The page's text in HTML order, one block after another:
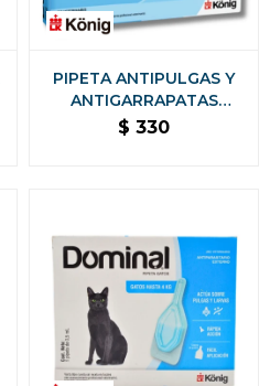
PIPETA ANTIPULGAS Y
ANTIGARRAPATAS
DOMINAL MAX GATOS +
$ 330